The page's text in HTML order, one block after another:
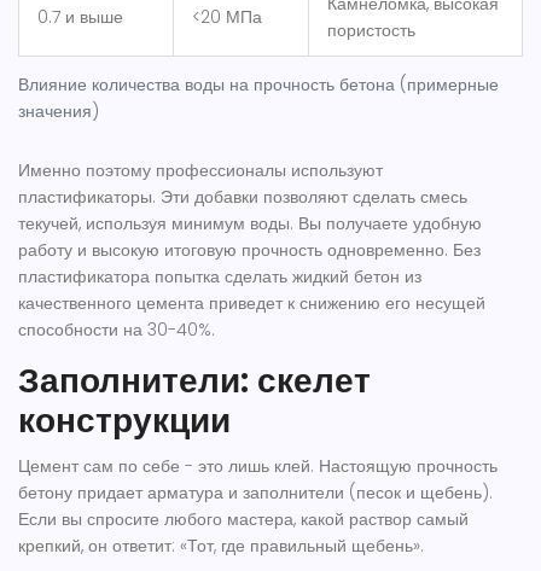
Влияние количества воды на прочность бетона (примерные
значения)
0.7 и выше <20 МПа
пористость
Именно поэтому профессионалы используют
пластификаторы. Эти добавки позволяют сделать смесь
текучей, используя минимум воды. Вы получаете удобную
работу и высокую итоговую прочность одновременно. Без
пластификатора попытка сделать жидкий бетон из
качественного цемента приведет к снижению его несущей
способности на 30-40%.
Заполнители: скелет
конструкции
Цемент сам по себе - это лишь клей. Настоящую прочность
бетону придает арматура и заполнители (песок и щебень).
Если вы спросите любого мастера, какой раствор самый
крепкий, он ответит: «Тот, где правильный щебень».